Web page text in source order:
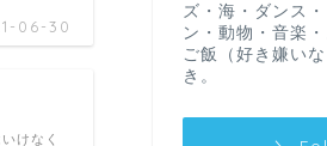
06-30
けなく
ズ・海・ダンス
ン・動物・音楽
ご飯（好き嫌い
き。